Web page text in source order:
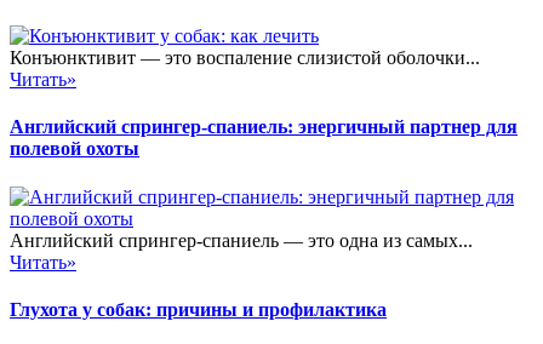
Конъюнктивит — это воспаление слизистой оболочки...
Читать»
Английский спрингер-спаниель: энергичный партнер для
полевой охоты
Английский спрингер-спаниель — это одна из самых...
Читать»
Глухота у собак: причины и профилактика